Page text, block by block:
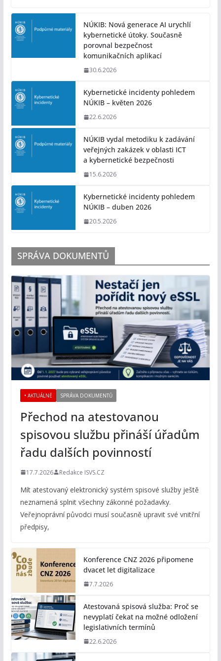
NÚKIB: Nová generace AI urychlí
kybernetické útoky. Současně
porovnal bezpečnost
komunikačních aplikací
30.6.2026
Kybernetické incidenty pohledem
NÚKIB – květen 2026
22.6.2026
NÚKIB vydal metodiku k zadávání
veřejných zakázek v oblasti ICT
a kybernetické bezpečnosti
15.6.2026
Kybernetické incidenty pohledem
NÚKIB – duben 2026
20.5.2026
SPRÁVA DOKUMENTŮ
• AKTUÁLNĚ SPRÁVA DOKUMENTŮ
Přechod na atestovanou
spisovou službu přináší úřadům
řadu dalších povinností
17.7.2026 Redakce ISVS.CZ
Mít atestovaný elektronický systém spisové služby ještě
neznamená splnit všechny zákonné požadavky.
Veřejnoprávní původci musí současně upravit své vnitřní
předpisy,
Konference CNZ 2026 připomene
dvacet let digitalizace
7.7.2026
Atestovaná spisová služba: Proč se
nevyplatí čekat na možné odložení
legislativních termínů
22.6.2026